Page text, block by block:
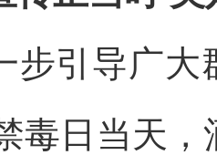
步引导广
毒日当天